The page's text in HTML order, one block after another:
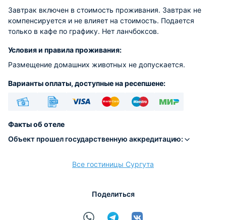
Завтрак включен в стоимость проживания. Завтрак не
компенсируется и не влияет на стоимость. Подается
только в кафе по графику. Нет ланчбоксов.
Условия и правила проживания:
Размещение домашних животных не допускается.
Варианты оплаты, доступные на ресепшене:
Факты об отеле
Объект прошел государственную аккредитацию:
Все гостиницы Сургута
Поделиться